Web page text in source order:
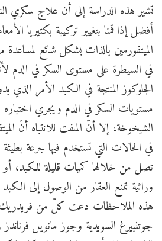
تشير هذه الدراسة إلى أن علاج سكري
أفضل إذا قمنا بتغيير تركيبة بكتيريا
الميتفورمين بالذات بشكل شائع
في السيطرة على مستوى السكر في الدم
الجلوكوز المنتجة في الكبد الأمر الذي
مستويات السكر في الدم ويجري اختباره
الشيخوخة، إلا أنّ الملفت للانتباه أنّ
في الحالات التي تستخدم فيها جرعة بطيئة
تصل من خلالها كميات قليلة للكبد،
وراثية تمنع العقار من الوصول إلى
هذه الملاحظات دعت كلّ من
جوتنبيرغ السويدية وجوز مانويل